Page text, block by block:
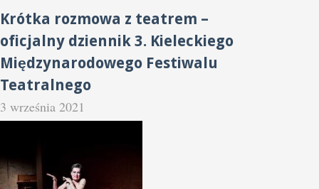
Krótka rozmowa z teatrem –
oficjalny dziennik 3. Kieleckiego
Międzynarodowego Festiwalu
Teatralnego
3 września 2021